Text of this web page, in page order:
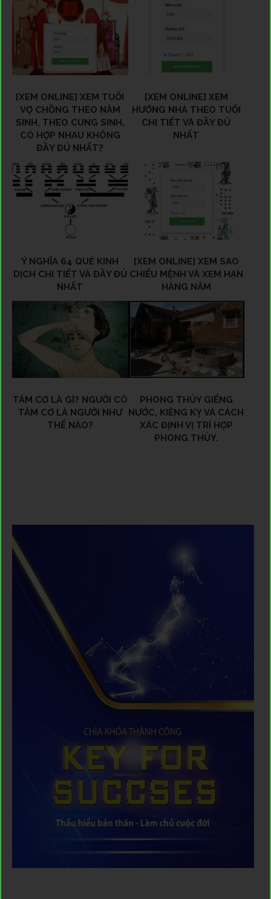
[XEM ONLINE] XEM TUỔI
VỢ CHỒNG THEO NĂM
SINH, THEO CUNG SINH,
CÓ HỢP NHAU KHÔNG
ĐẦY ĐỦ NHẤT?
[XEM ONLINE] XEM
HƯỚNG NHÀ THEO TUỔI
CHI TIẾT VÀ ĐẦY ĐỦ
NHẤT
Ý NGHĨA 64 QUẺ KINH
DỊCH CHI TIẾT VÀ ĐẦY ĐỦ
NHẤT
[XEM ONLINE] XEM SAO
CHIẾU MỆNH VÀ XEM HẠN
HÀNG NĂM
TÂM CƠ LÀ GÌ? NGƯỜI CÓ
TÂM CƠ LÀ NGƯỜI NHƯ
THẾ NÀO?
PHONG THỦY GIẾNG
NƯỚC, KIÊNG KỴ VÀ CÁCH
XÁC ĐỊNH VỊ TRÍ HỢP
PHONG THỦY.